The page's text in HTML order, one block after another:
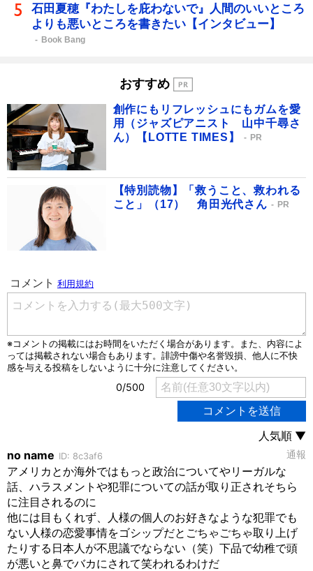
石田夏穂『わたしを庇わないで』人間のいいところ
よりも悪いところを書きたい【インタビュー】
Book Bang
おすすめ
創作にもリフレッシュにもガムを愛
用（ジャズピアニスト 山中千尋さ
ん）【LOTTE TIMES】
PR
【特別読物】「救うこと、救われる
こと」（17） 角田光代さん
PR